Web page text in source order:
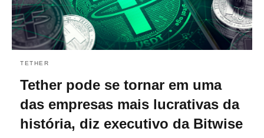
TETHER
Tether pode se tornar em uma
das empresas mais lucrativas da
história, diz executivo da Bitwise